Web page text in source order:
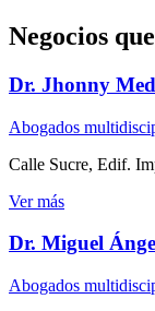
Negocios
Dr. Jhonny
Abogados
Calle Sucre, Edif.
Ver más
Dr. Miguel
Abogados